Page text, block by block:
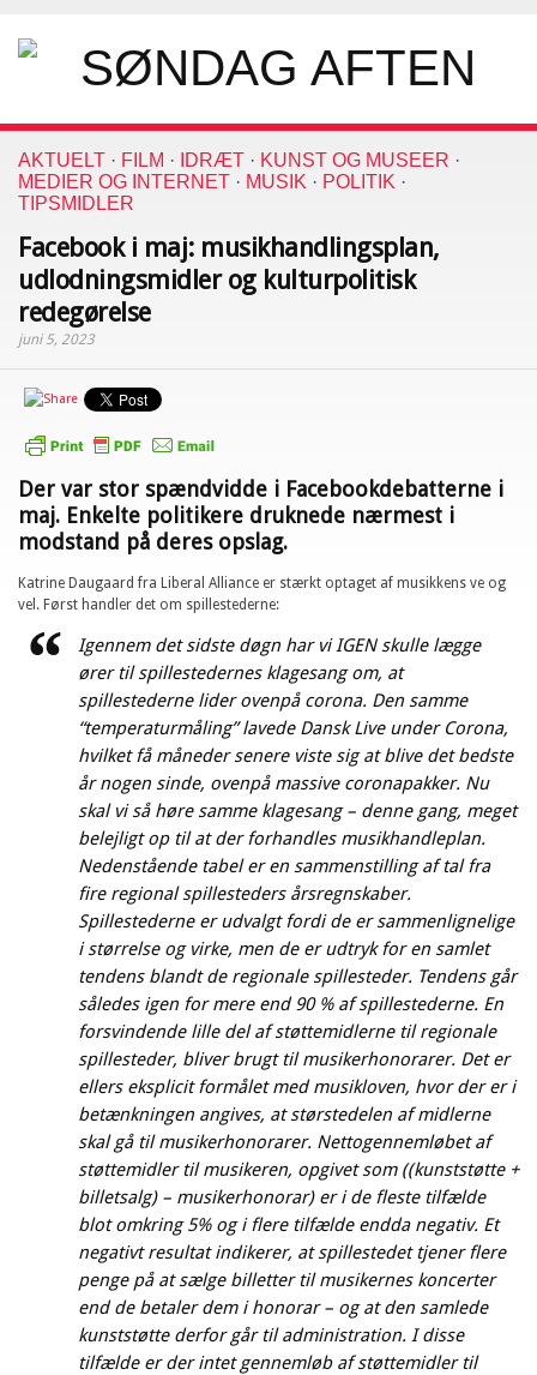
AKTUELT · FILM · IDRÆT · KUNST OG MUSEER ·
MEDIER OG INTERNET · MUSIK · POLITIK ·
TIPSMIDLER
Facebook i maj: musikhandlingsplan,
udlodningsmidler og kulturpolitisk
redegørelse
juni 5, 2023
Der var stor spændvidde i Facebookdebatterne i
maj. Enkelte politikere druknede nærmest i
modstand på deres opslag.
Katrine Daugaard fra Liberal Alliance er stærkt optaget af musikkens ve og
vel. Først handler det om spillestederne:
Igennem det sidste døgn har vi IGEN skulle lægge
ører til spillestedernes klagesang om, at
spillestederne lider ovenpå corona. Den samme
“temperaturmåling” lavede Dansk Live under Corona,
hvilket få måneder senere viste sig at blive det bedste
år nogen sinde, ovenpå massive coronapakker. Nu
skal vi så høre samme klagesang – denne gang, meget
belejligt op til at der forhandles musikhandleplan.
Nedenstående tabel er en sammenstilling af tal fra
fire regional spillesteders årsregnskaber.
Spillestederne er udvalgt fordi de er sammenlignelige
i størrelse og virke, men de er udtryk for en samlet
tendens blandt de regionale spillesteder. Tendens går
således igen for mere end 90 % af spillestederne. En
forsvindende lille del af støttemidlerne til regionale
spillesteder, bliver brugt til musikerhonorarer. Det er
ellers eksplicit formålet med musikloven, hvor der er i
betænkningen angives, at størstedelen af midlerne
skal gå til musikerhonorarer. Nettogennemløbet af
støttemidler til musikeren, opgivet som ((kunststøtte +
billetsalg) – musikerhonorar) er i de fleste tilfælde
blot omkring 5% og i flere tilfælde endda negativ. Et
negativt resultat indikerer, at spillestedet tjener flere
penge på at sælge billetter til musikernes koncerter
end de betaler dem i honorar – og at den samlede
kunststøtte derfor går til administration. I disse
tilfælde er der intet gennemløb af støttemidler til